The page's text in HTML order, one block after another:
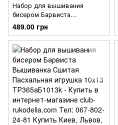
Набор для вышивания
бисером Барвиста
Вышиванка пасхальные
игрушки 26х30 ТР754пн2630k
489.00 грн